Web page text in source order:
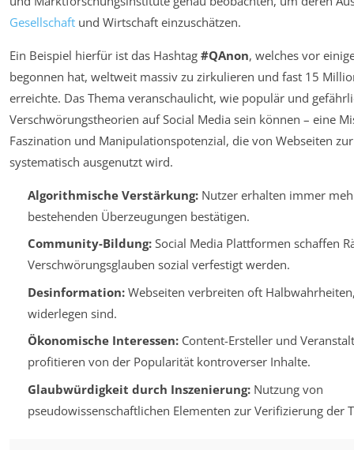
Gesellschaft und Wirtschaft einzuschätzen.
Ein Beispiel hierfür ist das Hashtag #QAnon, welches vor
begonnen hat, weltweit massiv zu zirkulieren und fast 15
erreichte. Das Thema veranschaulicht, wie populär und
Verschwörungstheorien auf Social Media sein können – eine
Faszination und Manipulationspotenzial, die von Webseiten
systematisch ausgenutzt wird.
Algorithmische Verstärkung:Nutzer erhalten immer
bestehenden Überzeugungen bestätigen.
Community-Bildung:Social Media Plattformen schaffen
Verschwörungsglauben sozial verfestigt werden.
Desinformation:Webseiten verbreiten oft
widerlegen sind.
Ökonomische Interessen:Content-Ersteller und
profitieren von der Popularität kontroverser Inhalte.
Glaubwürdigkeit durch Inszenierung:Nutzung von
pseudowissenschaftlichen Elementen zur Verifizierung der